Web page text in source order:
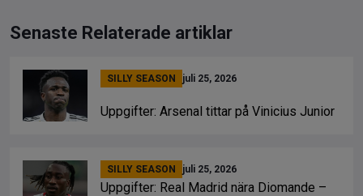
Senaste Relaterade artiklar
SILLY SEASON juli 25, 2026
Uppgifter: Arsenal tittar på Vinicius Junior
SILLY SEASON juli 25, 2026
Uppgifter: Real Madrid nära Diomande –